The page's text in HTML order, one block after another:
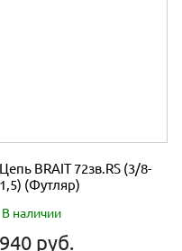
Цепь BRAIT 72зв.RS (3/8-
1,5) (Футляр)
В наличии
940 руб.